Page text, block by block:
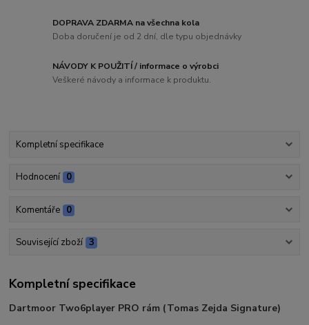
DOPRAVA ZDARMA na všechna kola
Doba doručení je od 2 dní, dle typu objednávky
NÁVODY K POUŽITÍ / informace o výrobci
Veškeré návody a informace k produktu.
Kompletní specifikace
Hodnocení 0
Komentáře 0
Související zboží 3
Kompletní specifikace
Dartmoor Two6player PRO rám (Tomas Zejda Signature)